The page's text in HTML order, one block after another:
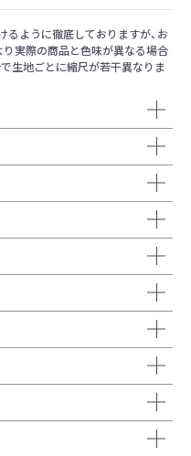
ように徹底しておりますが、お
実際の商品と色味が異なる場合
生地ごとに縮尺が若干異なりま